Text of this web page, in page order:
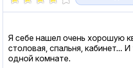
Я себе нашел очень хорошую
столовая, спальня, кабинет...
одной комнате.